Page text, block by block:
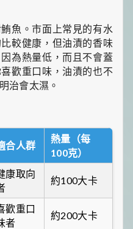
魚。市面上常見的有水
較健康，但油漬的香味
為熱量低，而且不會蓋
歡重口味，油漬的也不
治會太濕。
合人群
熱量（每
100克）
康取向
約100大卡
歡重口
者
約200大卡